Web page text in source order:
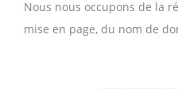
Nous nous occupons de la
mise en page, du nom de